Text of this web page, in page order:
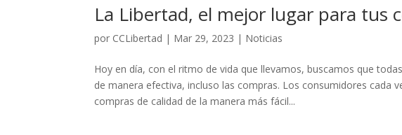
La Libertad, el mejor lugar para tus
por CCLibertad | Mar 29, 2023 | Noticias
Hoy en día, con el ritmo de vida que llevamos, buscamos que
de manera efectiva, incluso las compras. Los consumidores cada
compras de calidad de la manera más fácil...